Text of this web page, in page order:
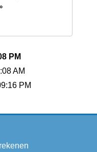
PM
AM
PM